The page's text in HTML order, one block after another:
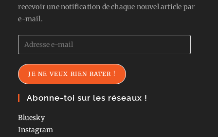
recevoir une notification de chaque nouvel article par
e-mail.
Adresse
e-
mail
JE NE VEUX RIEN RATER !
Abonne-toi sur les réseaux !
Bluesky
Instagram